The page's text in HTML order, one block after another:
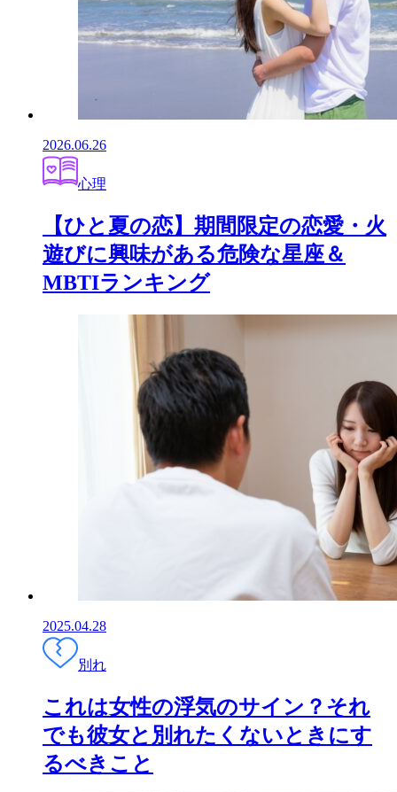
2026.06.26
心理
【ひと夏の恋】期間限定の恋愛・火
遊びに興味がある危険な星座＆
MBTIランキング
2025.04.28
別れ
これは女性の浮気のサイン？それ
でも彼女と別れたくないときにす
るべきこと